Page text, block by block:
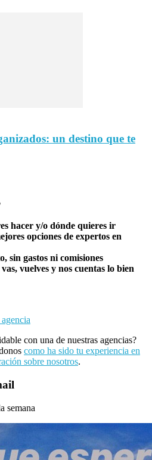
un destino que te
hacer y/o dónde quieres ir
opciones de expertos en
sin gastos ni comisiones
vuelves y nos cuentas lo bien
con una de nuestras agencias?
como ha sido tu experiencia en
sobre nosotros.
semana